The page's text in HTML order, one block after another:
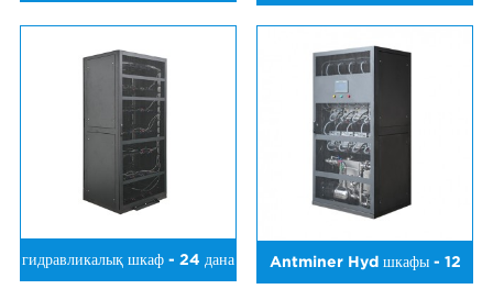
радиатор - 12 кВт
гидравликалық шкаф - 24 дана Antminer Hyd шкафы - 12